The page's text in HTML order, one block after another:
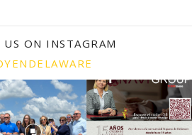
US ON INSTAGRAM